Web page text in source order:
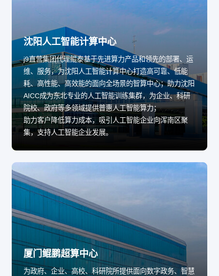
沈阳人工智能计算中心
j9直营集团代理鲲泰基于先进算力产品和领先的部署、运
维、服务，为沈阳人工智能计算中心打造高可靠、低能
耗、高性能、高效能的面向全场景的智算中心；助力沈阳
AICC成为东北专业的人工智能训练集群，为企业、科研
院校、政府等多领域提供普惠人工智能算力；
助力客户降低算力成本，吸引人工智能企业向浑南区聚
集，支持人工智能企业发展。
厦门鲲鹏超算中心
为政府、企业、高校、科研院所提供面向数字政务、智慧